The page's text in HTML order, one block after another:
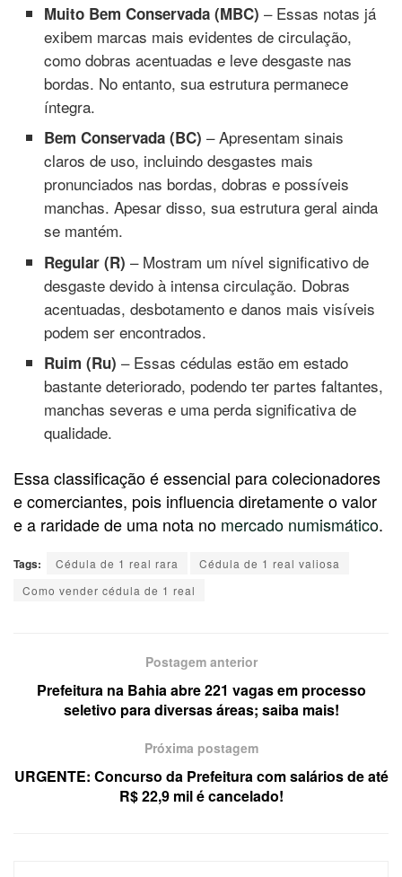
Muito Bem Conservada (MBC) – Essas notas já
exibem marcas mais evidentes de circulação,
como dobras acentuadas e leve desgaste nas
bordas. No entanto, sua estrutura permanece
íntegra.
Bem Conservada (BC) – Apresentam sinais
claros de uso, incluindo desgastes mais
pronunciados nas bordas, dobras e possíveis
manchas. Apesar disso, sua estrutura geral ainda
se mantém.
Regular (R) – Mostram um nível significativo de
desgaste devido à intensa circulação. Dobras
acentuadas, desbotamento e danos mais visíveis
podem ser encontrados.
Ruim (Ru) – Essas cédulas estão em estado
bastante deteriorado, podendo ter partes faltantes,
manchas severas e uma perda significativa de
qualidade.
Essa classificação é essencial para colecionadores
e comerciantes, pois influencia diretamente o valor
e a raridade de uma nota no mercado numismático.
Tags: Cédula de 1 real rara
Cédula de 1 real valiosa
Como vender cédula de 1 real
Postagem anterior
Prefeitura na Bahia abre 221 vagas em processo
seletivo para diversas áreas; saiba mais!
Próxima postagem
URGENTE: Concurso da Prefeitura com salários de até
R$ 22,9 mil é cancelado!